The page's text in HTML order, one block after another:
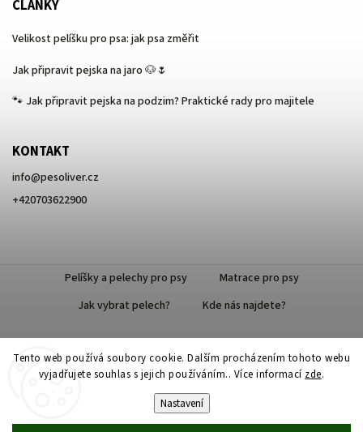
Tento web používá soubory cookie. Dalším procházením tohoto webu
vyjadřujete souhlas s jejich používáním.. Více informací zde.
Nastavení
ČLÁNKY
Velikost pelíšku pro psa: jak psa změřit
Jak připravit pejska na jaro 🐶🌷
🐾 Jak připravit pejska na podzim? Praktické rady pro majitele
KONTAKT
info@pesoliver.cz
+420703622900
Pelíšky a pelechy pro psy
Matrace pro psy
Jak vybrat pelech?
Kde nás najdete?
Doprava zdarma